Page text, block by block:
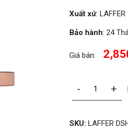
Xuất xứ: LAFFER
Bảo hành: 24
Giá bán:
- +
SKU:LAFFER